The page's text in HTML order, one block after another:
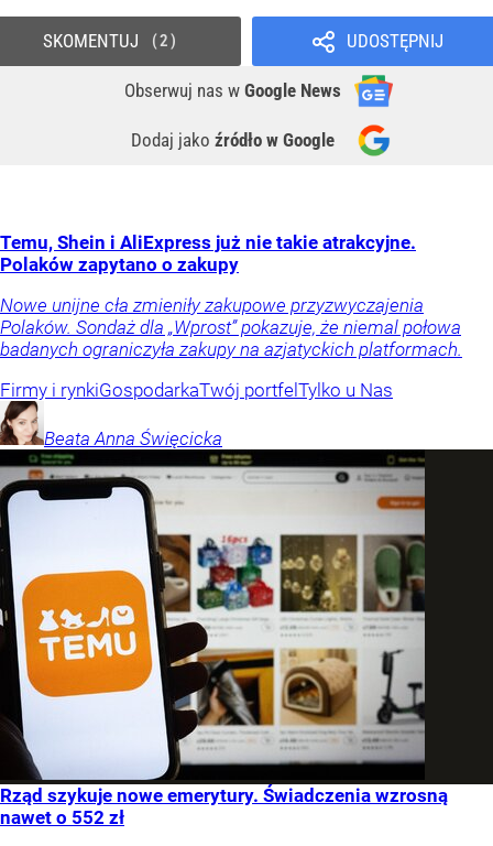
UDOSTĘPNIJ
Obserwuj nas w Google News
Dodaj jako źródło w Google
SKOMENTUJ 2
Temu, Shein i AliExpress już nie takie atrakcyjne.
Polaków zapytano o zakupy
Nowe unijne cła zmieniły zakupowe przyzwyczajenia
Polaków. Sondaż dla „Wprost” pokazuje, że niemal połowa
badanych ograniczyła zakupy na azjatyckich platformach.
Firmy i rynkiGospodarkaTwój portfel Tylko u Nas
Beata Anna Święcicka
Rząd szykuje nowe emerytury. Świadczenia wzrosną
nawet o 552 zł